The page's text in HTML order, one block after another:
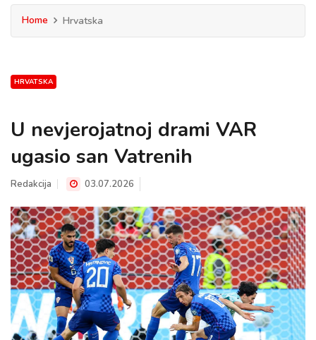
Home Hrvatska
HRVATSKA
U nevjerojatnoj drami VAR
ugasio san Vatrenih
Redakcija 03.07.2026